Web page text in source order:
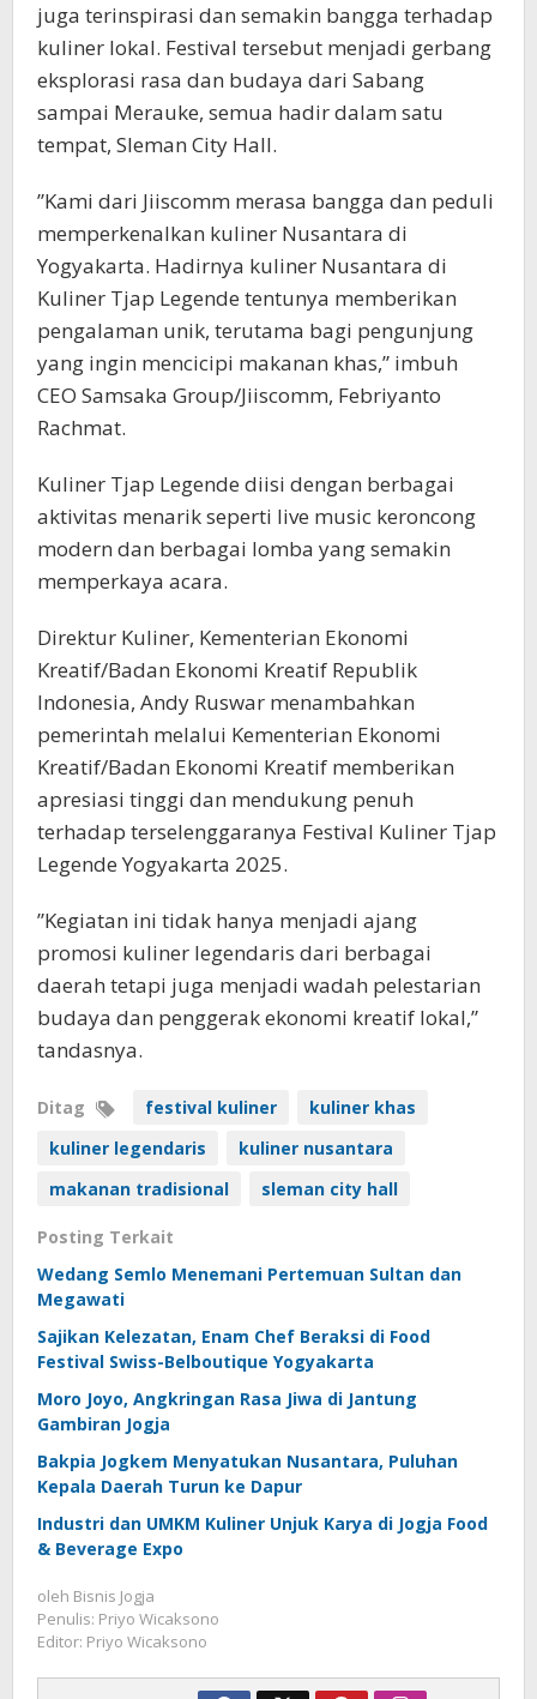
juga terinspirasi dan semakin bangga terhadap
kuliner lokal. Festival tersebut menjadi gerbang
eksplorasi rasa dan budaya dari Sabang
sampai Merauke, semua hadir dalam satu
tempat, Sleman City Hall.
”Kami dari Jiiscomm merasa bangga dan peduli
memperkenalkan kuliner Nusantara di
Yogyakarta. Hadirnya kuliner Nusantara di
Kuliner Tjap Legende tentunya memberikan
pengalaman unik, terutama bagi pengunjung
yang ingin mencicipi makanan khas,” imbuh
CEO Samsaka Group/Jiiscomm, Febriyanto
Rachmat.
Kuliner Tjap Legende diisi dengan berbagai
aktivitas menarik seperti live music keroncong
modern dan berbagai lomba yang semakin
memperkaya acara.
Direktur Kuliner, Kementerian Ekonomi
Kreatif/Badan Ekonomi Kreatif Republik
Indonesia, Andy Ruswar menambahkan
pemerintah melalui Kementerian Ekonomi
Kreatif/Badan Ekonomi Kreatif memberikan
apresiasi tinggi dan mendukung penuh
terhadap terselenggaranya Festival Kuliner Tjap
Legende Yogyakarta 2025.
”Kegiatan ini tidak hanya menjadi ajang
promosi kuliner legendaris dari berbagai
daerah tetapi juga menjadi wadah pelestarian
budaya dan penggerak ekonomi kreatif lokal,”
tandasnya.
Ditag festival kuliner
kuliner khas
kuliner legendaris
kuliner nusantara
makanan tradisional
sleman city hall
Posting Terkait
Wedang Semlo Menemani Pertemuan Sultan dan
Megawati
Sajikan Kelezatan, Enam Chef Beraksi di Food
Festival Swiss-Belboutique Yogyakarta
Moro Joyo, Angkringan Rasa Jiwa di Jantung
Gambiran Jogja
Bakpia Jogkem Menyatukan Nusantara, Puluhan
Kepala Daerah Turun ke Dapur
Industri dan UMKM Kuliner Unjuk Karya di Jogja Food
& Beverage Expo
oleh Bisnis Jogja
Penulis: Priyo Wicaksono
Editor: Priyo Wicaksono